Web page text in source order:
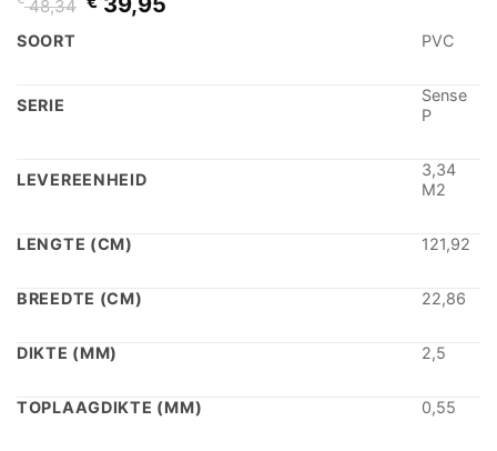
48,34
prijs
SOORT PVC
SERIE
Sense
P
LEVEREENHEID
3,34
M2
LENGTE (CM) 121,92
BREEDTE (CM) 22,86
DIKTE (MM) 2,5
TOPLAAGDIKTE (MM) 0,55